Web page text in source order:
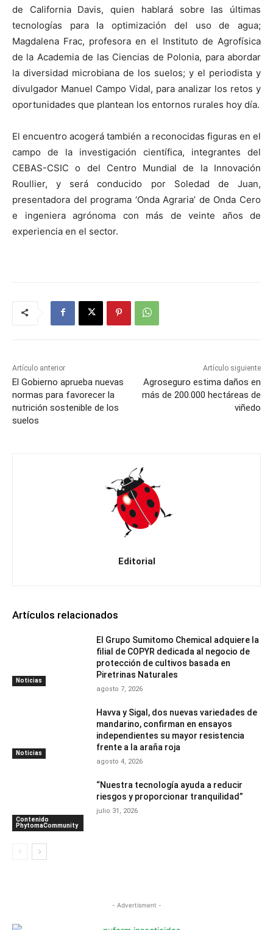
de California Davis, quien hablará sobre las últimas
tecnologías para la optimización del uso de agua;
Magdalena Frac, profesora en el Instituto de Agrofísica
de la Academia de las Ciencias de Polonia, para abordar
la diversidad microbiana de los suelos; y el periodista y
divulgador Manuel Campo Vidal, para analizar los retos y
oportunidades que plantean los entornos rurales hoy día.
El encuentro acogerá también a reconocidas figuras en el
campo de la investigación científica, integrantes del
CEBAS-CSIC o del Centro Mundial de la Innovación
Roullier, y será conducido por Soledad de Juan,
presentadora del programa ‘Onda Agraria’ de Onda Cero
e ingeniera agrónoma con más de veinte años de
experiencia en el sector.
Artículo anterior
El Gobierno aprueba nuevas
normas para favorecer la
nutrición sostenible de los
suelos
Artículo siguiente
Agroseguro estima daños en
más de 200.000 hectáreas de
viñedo
Editorial
Artículos relacionados
Noticias
El Grupo Sumitomo Chemical adquiere la
filial de COPYR dedicada al negocio de
protección de cultivos basada en
Piretrinas Naturales
agosto 7, 2026
Noticias
Havva y Sigal, dos nuevas variedades de
mandarino, confirman en ensayos
independientes su mayor resistencia
frente a la araña roja
agosto 4, 2026
Contenido
PhytomaCommunity
“Nuestra tecnología ayuda a reducir
riesgos y proporcionar tranquilidad”
julio 31, 2026
- Advertisment -